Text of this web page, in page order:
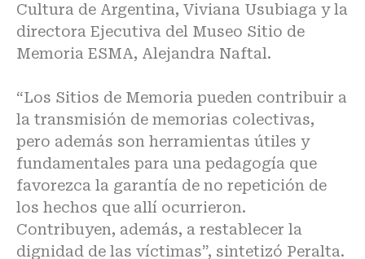
Cultura de Argentina, Viviana Usubiaga y la
directora Ejecutiva del Museo Sitio de
Memoria ESMA, Alejandra Naftal.
“Los Sitios de Memoria pueden contribuir a
la transmisión de memorias colectivas,
pero además son herramientas útiles y
fundamentales para una pedagogía que
favorezca la garantía de no repetición de
los hechos que allí ocurrieron.
Contribuyen, además, a restablecer la
dignidad de las víctimas”, sintetizó Peralta.